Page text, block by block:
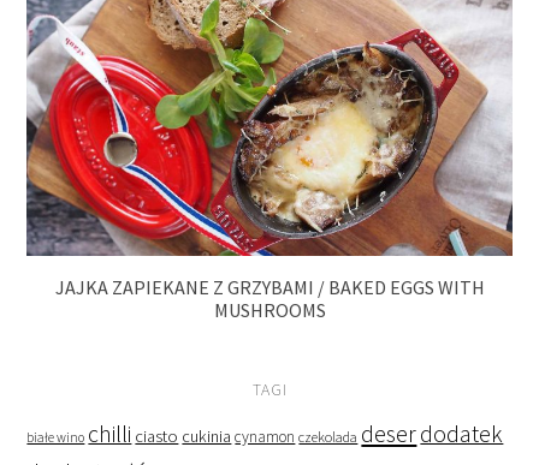
JAJKA ZAPIEKANE Z GRZYBAMI / BAKED EGGS WITH
MUSHROOMS
TAGI
białe wino chilli ciasto cukinia cynamon czekolada deserdodatek